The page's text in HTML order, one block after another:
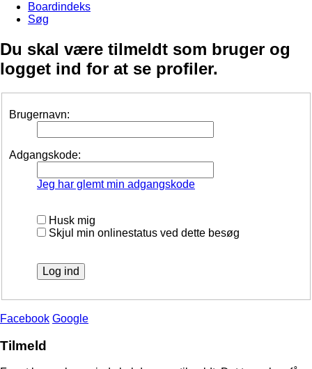
Boardindeks
Søg
Du skal være tilmeldt som bruger og
logget ind for at se profiler.
Brugernavn:
Adgangskode:
Jeg har glemt min adgangskode
Husk mig
Skjul min onlinestatus ved dette besøg
Facebook Google
Tilmeld